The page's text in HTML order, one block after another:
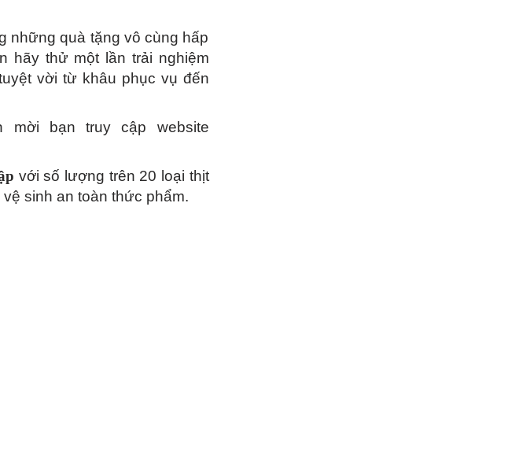
những quà tặng vô cùng hấp
hãy thử một lần trải nghiệm
vời từ khâu phục vụ đến
mời bạn truy cập website
với số lượng trên 20 loại thịt
sinh an toàn thức phẩm.